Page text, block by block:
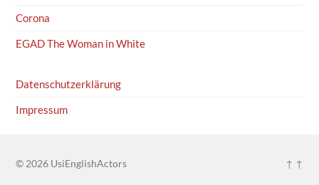
Corona
EGAD The Woman in White
Datenschutzerklärung
Impressum
© 2026 UsiEnglishActors ↑ ↑